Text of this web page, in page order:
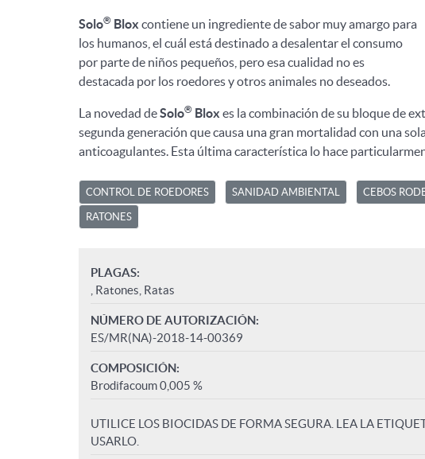
Solo® Blox contiene un ingrediente de sabor muy amargo para
los humanos, el cuál está destinado a desalentar el consumo
por parte de niños pequeños, pero esa cualidad no es
destacada por los roedores y otros animales no deseados.
La novedad deSolo® Blox es la combinación de su bloque de
segunda generación que causa una gran mortalidad con una
anticoagulantes. Esta última característica lo hace
CONTROL DE ROEDORES SANIDAD AMBIENTAL CEBOS
RATONES
PLAGAS:
, Ratones, Ratas
NÚMERO DE AUTORIZACIÓN:
ES/MR(NA)-2018-14-00369
COMPOSICIÓN:
Brodifacoum 0,005 %
UTILICE LOS BIOCIDAS DE FORMA SEGURA. LEA LA
USARLO.